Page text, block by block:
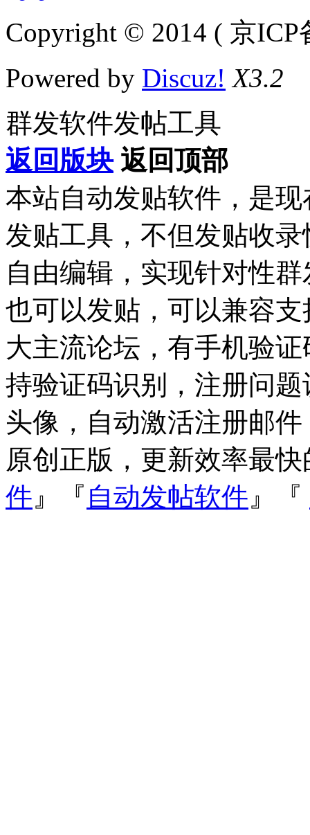
Copyright © 2014 ( 京ICP
Powered by Discuz! X3.2
群发软件发帖工具
返回版块 返回顶部
本站自动发贴软件，是
发贴工具，不但发贴收
自由编辑，实现针对性
也可以发贴，可以兼容支
大主流论坛，有手机验
持验证码识别，注册问
头像，自动激活注册邮
原创正版，更新效率最
件 』『 自动发帖软件 』『